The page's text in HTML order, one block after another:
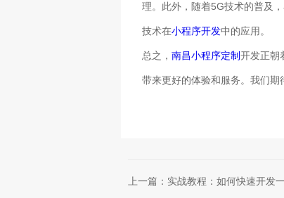
理。此外，随着5G技术的普及
技术在小程序开发中的应用。
总之， 南昌小程序定制开发正朝
带来更好的体验和服务。我们期
上一篇：实战教程：如何快速开发